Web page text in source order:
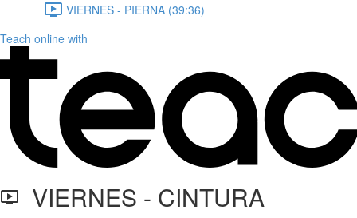
VIERNES - PIERNA (39:36)
Teach online with
VIERNES - CINTURA